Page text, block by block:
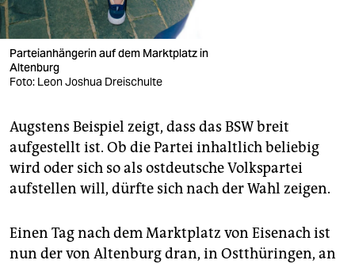
Parteianhängerin auf dem Marktplatz in
Altenburg
Foto: Leon Joshua Dreischulte
Augstens Beispiel zeigt, dass das BSW breit
aufgestellt ist. Ob die Partei inhaltlich beliebig
wird oder sich so als ostdeutsche Volkspartei
aufstellen will, dürfte sich nach der Wahl zeigen.
Einen Tag nach dem Marktplatz von Eisenach ist
nun der von Altenburg dran, in Ostthüringen, an